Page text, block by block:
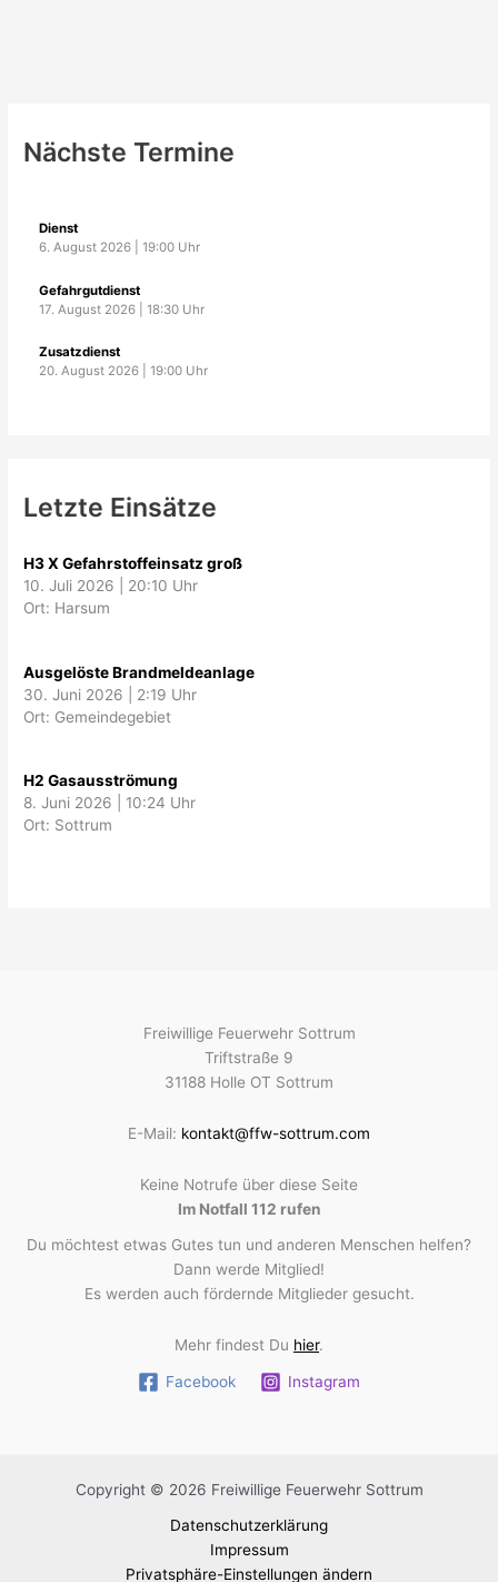
Nächste Termine
Dienst
6. August 2026 |19:00 Uhr
Gefahrgutdienst
17. August 2026 |18:30 Uhr
Zusatzdienst
20. August 2026 |19:00 Uhr
Letzte Einsätze
H3 X Gefahrstoffeinsatz groß
10. Juli 2026
20:10 Uhr
Ort: Harsum
Ausgelöste Brandmeldeanlage
30. Juni 2026
2:19 Uhr
Ort: Gemeindegebiet
H2 Gasausströmung
8. Juni 2026
10:24 Uhr
Ort: Sottrum
Freiwillige Feuerwehr Sottrum
Triftstraße 9
31188 Holle OT Sottrum
E-Mail: kontakt@ffw-sottrum.com
Keine Notrufe über diese Seite
Im Notfall 112 rufen
Du möchtest etwas Gutes tun und anderen Menschen helfen?
Dann werde Mitglied!
Es werden auch fördernde Mitglieder gesucht.
Mehr findest Du hier.
Facebook Instagram
Copyright © 2026 Freiwillige Feuerwehr Sottrum
Datenschutzerklärung
Impressum
Privatsphäre-Einstellungen ändern